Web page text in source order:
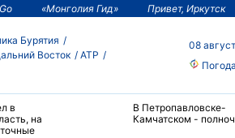
«Монголия Гид» Привет, Иркутск
Бурятия
Восток
АТР
08
Погода
в
на
В Петропавловске-
Камчатском -